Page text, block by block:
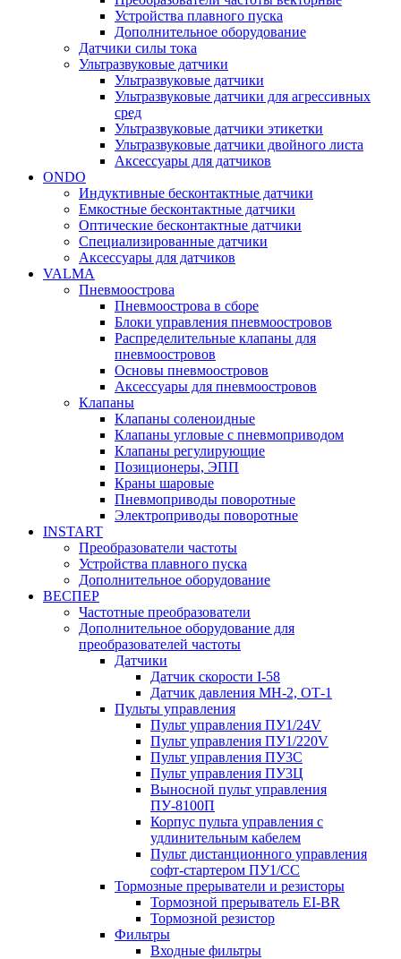
Устройства плавного пуска
Дополнительное оборудование
Датчики силы тока
Ультразвуковые датчики
Ультразвуковые датчики
Ультразвуковые датчики для агрессивных
сред
Ультразвуковые датчики этикетки
Ультразвуковые датчики двойного листа
Аксессуары для датчиков
ONDO
Индуктивные бесконтактные датчики
Емкостные бесконтактные датчики
Оптические бесконтактные датчики
Специализированные датчики
Аксессуары для датчиков
VALMA
Пневмоострова
Пневмоострова в сборе
Блоки управления пневмоостровов
Распределительные клапаны для
пневмоостровов
Основы пневмоостровов
Аксессуары для пневмоостровов
Клапаны
Клапаны соленоидные
Клапаны угловые с пневмоприводом
Клапаны регулирующие
Позиционеры, ЭПП
Краны шаровые
Пневмоприводы поворотные
Электроприводы поворотные
INSTART
Преобразователи частоты
Устройства плавного пуска
Дополнительное оборудование
ВЕСПЕР
Частотные преобразователи
Дополнительное оборудование для
преобразователей частоты
Датчики
Датчик скорости I-58
Датчик давления МН-2, ОТ-1
Пульты управления
Пульт управления ПУ1/24V
Пульт управления ПУ1/220V
Пульт управления ПУ3С
Пульт управления ПУ3Ц
Выносной пульт управления
ПУ-8100П
Корпус пульта управления с
удлинительным кабелем
Пульт дистанционного управления
софт-стартером ПУ1/СС
Тормозные прерыватели и резисторы
Тормозной прерыватель EI-BR
Тормозной резистор
Фильтры
Входные фильтры